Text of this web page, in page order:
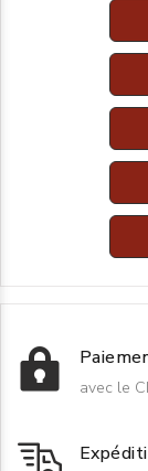
avec le